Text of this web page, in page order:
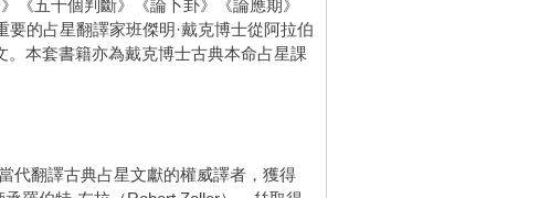
《五十個判斷》《論卜卦》《論應期》
要的占星翻譯家班傑明·戴克博士從阿拉伯
本套書籍亦為戴克博士古典本命占星課
翻譯古典占星文獻的權威譯者，獲得